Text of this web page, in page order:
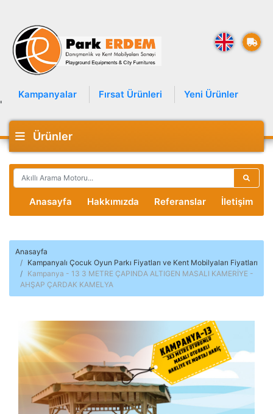
Kampanyalar Fırsat Ürünleri Yeni Ürünler
'
Ürünler
Anasayfa Hakkımızda Referanslar İletişim
Anasayfa
Kampanyalı Çocuk Oyun Parkı Fiyatları ve Kent Mobilyaları Fiyatları
Kampanya - 13 3 METRE ÇAPINDA ALTIGEN MASALI KAMERİYE -
AHŞAP ÇARDAK KAMELYA